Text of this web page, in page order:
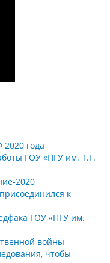
года
ГОУ «ПГУ им. Т.Г.
2020
к
ГОУ «ПГУ им.
войны
чтобы